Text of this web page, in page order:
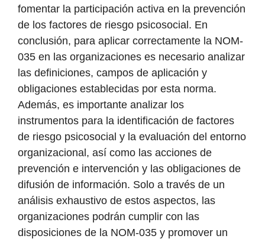
fomentar la participación activa en la prevención
de los factores de riesgo psicosocial. En
conclusión, para aplicar correctamente la NOM-
035 en las organizaciones es necesario analizar
las definiciones, campos de aplicación y
obligaciones establecidas por esta norma.
Además, es importante analizar los
instrumentos para la identificación de factores
de riesgo psicosocial y la evaluación del entorno
organizacional, así como las acciones de
prevención e intervención y las obligaciones de
difusión de información. Solo a través de un
análisis exhaustivo de estos aspectos, las
organizaciones podrán cumplir con las
disposiciones de la NOM-035 y promover un